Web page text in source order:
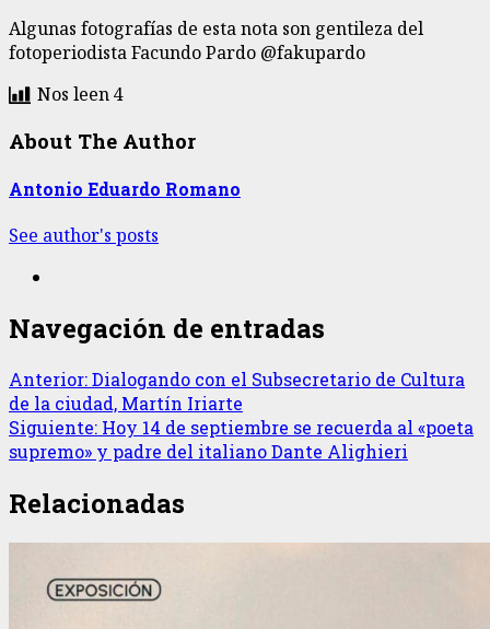
Algunas fotografías de esta nota son gentileza del
fotoperiodista Facundo Pardo @fakupardo
Nos leen4
About The Author
Antonio Eduardo Romano
See author's posts
Navegación de entradas
Anterior:Dialogando con el Subsecretario de Cultura
de la ciudad, Martín Iriarte
Siguiente: Hoy 14 de septiembre se recuerda al «poeta
supremo» y padre del italiano Dante Alighieri
Relacionadas